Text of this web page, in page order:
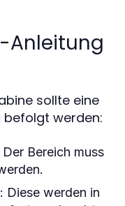
sollte eine
werden:
Bereich muss
Diese werden in